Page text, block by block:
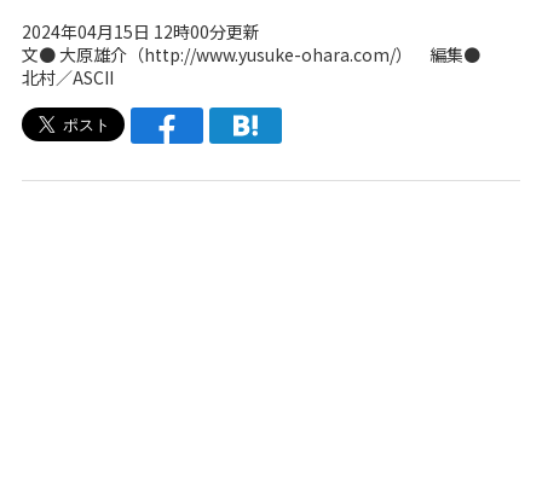
2024年04月15日 12時00分更新
文●大原雄介（http://www.yusuke-ohara.com/）
編集●
北村／ASCII